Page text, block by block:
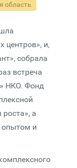
область
центров», и,
собрала
встреча
НКО. Фонд
а
опытом и